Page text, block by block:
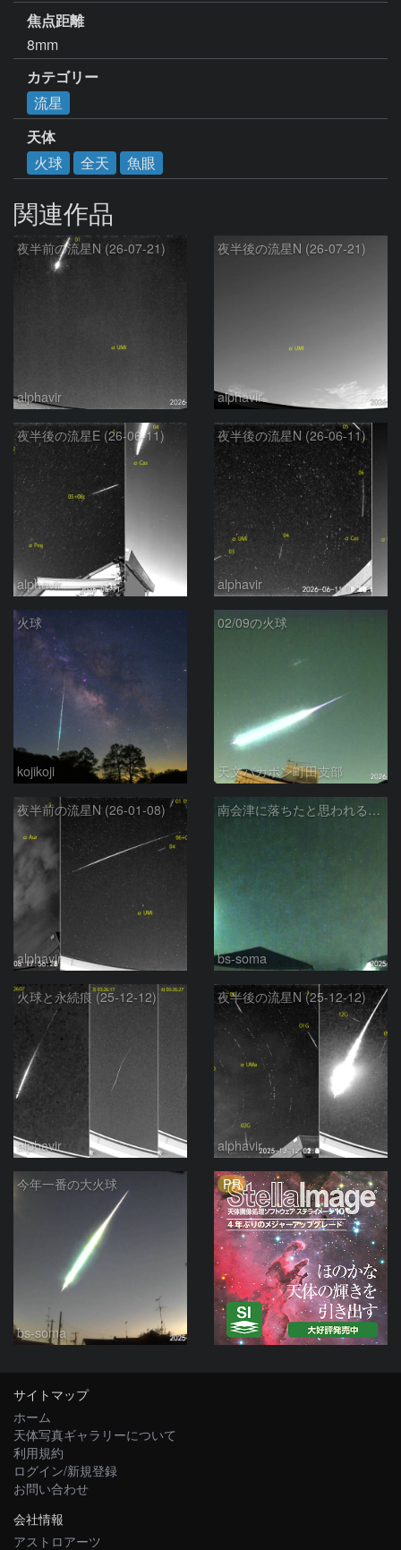
焦点距離
8mm
カテゴリー
流星
天体
火球
全天 魚眼
関連作品
夜半前の流星N (26-07-21)
alphavir
夜半後の流星N (26-07-21)
alphavir
夜半後の流星E (26-06-11)
alphavir
夜半後の流星N (26-06-11)
alphavir
火球
kojikoji
02/09の火球
天文バカボン町田支部
夜半前の流星N (26-01-08)
alphavir
南会津に落ちたと思われる大火球
bs-soma
火球と永続痕 (25-12-12)
alphavir
夜半後の流星N (25-12-12)
alphavir
今年一番の大火球
bs-soma
PR
サイトマップ
ホーム
天体写真ギャラリーについて
利用規約
ログイン/新規登録
お問い合わせ
会社情報
アストロアーツ